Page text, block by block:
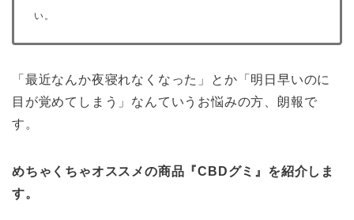
い。
「最近なんか夜寝れなくなった」とか「明日早いのに
目が覚めてしまう」なんていうお悩みの方、朗報で
す。
めちゃくちゃオススメの商品『CBDグミ』を紹介しま
す。